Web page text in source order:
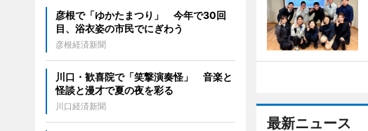
最新ニュース
彦根で「ゆかたまつり」 今年で30回
目、浴衣姿の市民でにぎわう
彦根経済新聞
川口・歓喜院で「笑撃演奏怪」 音楽と
怪談と漫才で夏の夜を彩る
川口経済新聞